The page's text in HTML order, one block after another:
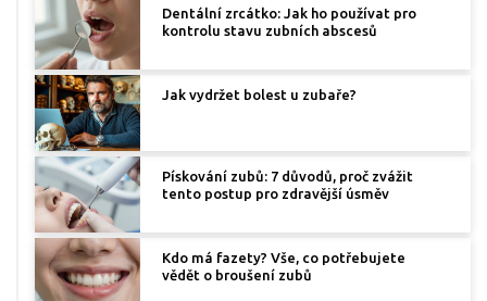
Dentální zrcátko: Jak ho používat pro
kontrolu stavu zubních abscesů
Jak vydržet bolest u zubaře?
Pískování zubů: 7 důvodů, proč zvážit
tento postup pro zdravější úsměv
Kdo má fazety? Vše, co potřebujete
vědět o broušení zubů